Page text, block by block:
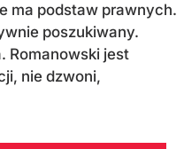
ma podstaw prawnych.
poszukiwany.
Romanowski jest
nie dzwoni,